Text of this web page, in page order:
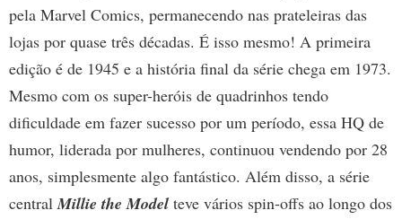
pela Marvel Comics, permanecendo nas prateleiras das
lojas por quase três décadas. É isso mesmo! A primeira
edição é de 1945 e a história final da série chega em 1973.
Mesmo com os super-heróis de quadrinhos tendo
dificuldade em fazer sucesso por um período, essa HQ de
humor, liderada por mulheres, continuou vendendo por 28
anos, simplesmente algo fantástico. Além disso, a série
centralMillie the Model teve vários spin-offs ao longo dos